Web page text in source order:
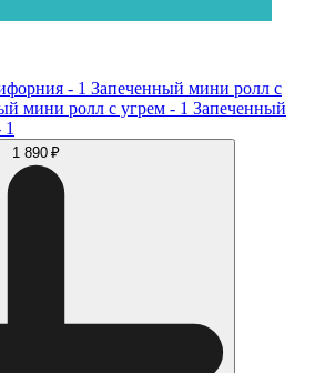
- 1 Запеченный мини ролл с
мини ролл с угрем - 1 Запеченный
1 890 ₽